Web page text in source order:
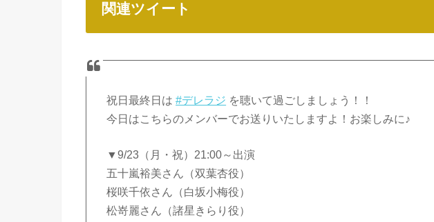
関連ツイート
祝日最終日は#デレラジ を聴いて過ごしましょう！！
今日はこちらのメンバーでお送りいたしますよ！お楽しみに♪
▼9/23（月・祝）21:00～出演
五十嵐裕美さん（双葉杏役）
桜咲千依さん（白坂小梅役）
松嵜麗さん（諸星きらり役）